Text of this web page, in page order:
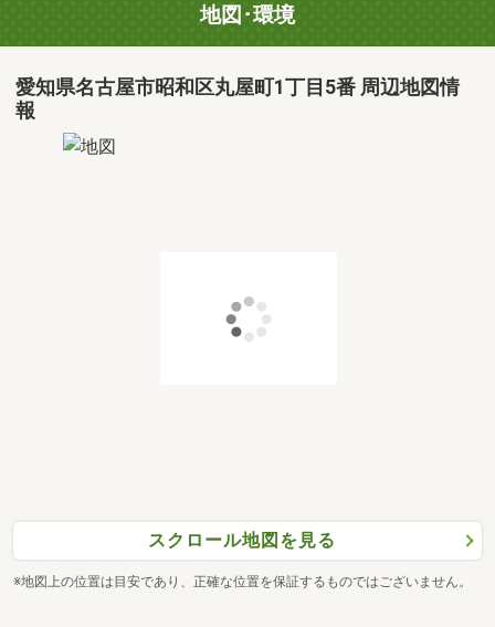
地図･環境
愛知県名古屋市昭和区丸屋町1丁目5番 周辺地図情
報
スクロール地図を見る
※地図上の位置は目安であり、正確な位置を保証するものではございません。